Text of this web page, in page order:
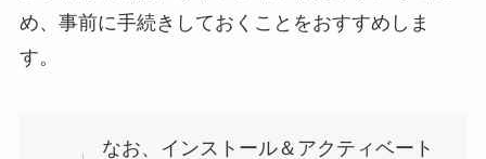
め、事前に手続きしておくことをおすすめしま
す。
なお、インストール＆アクティベート